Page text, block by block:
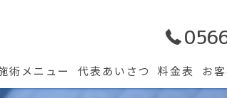
術メニュー 代表あいさつ 料金表 お